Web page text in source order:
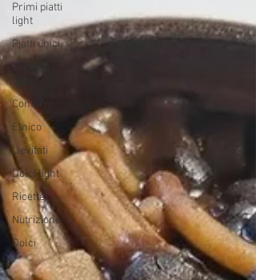
Primi piatti
light
Piatti unici
light
Contorni
Etnico
Lievitati
Dolci light
Ricette
Nutrizione
Dolci